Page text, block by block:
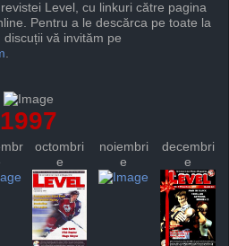
Level, cu linkuri către pagina
Pentru a le descărca pe toate la
discuții vă invităm pe
.
1997
octombri
e
noiembri
e
decembri
e